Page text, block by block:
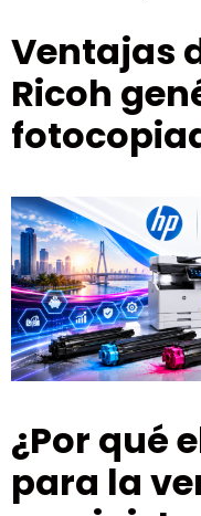
Ventajas
Ricoh
¿Por qué
para la